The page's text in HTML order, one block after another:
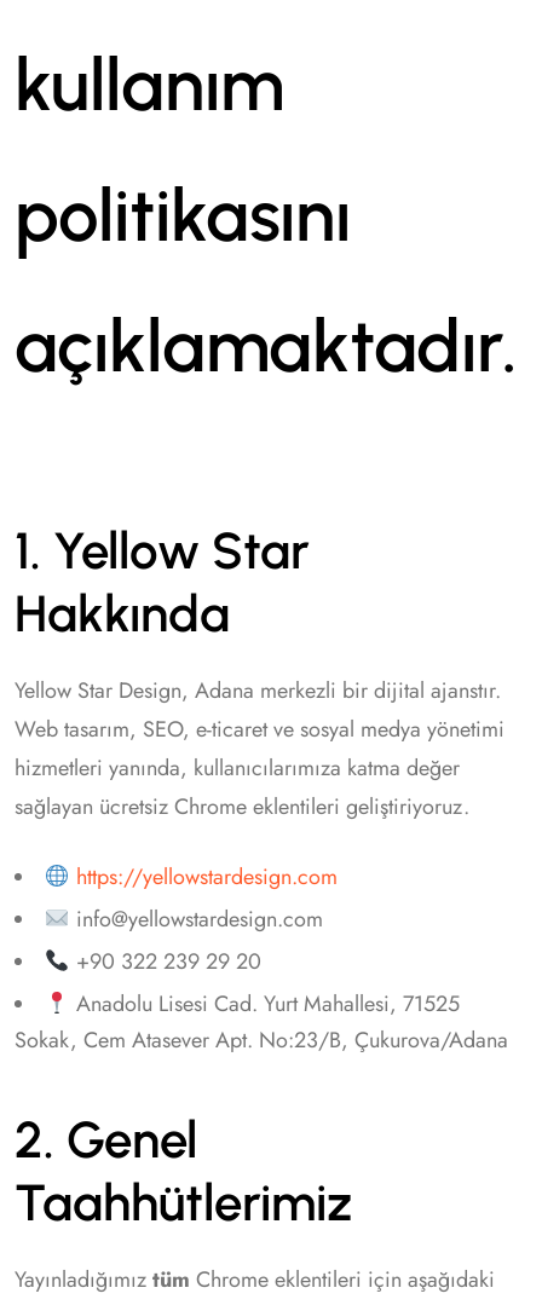
kullanım
politikasını
açıklamaktadır.
1. Yellow Star
Hakkında
Yellow Star Design, Adana merkezli bir dijital ajanstır.
Web tasarım, SEO, e-ticaret ve sosyal medya yönetimi
hizmetleri yanında, kullanıcılarımıza katma değer
sağlayan ücretsiz Chrome eklentileri geliştiriyoruz.
https://yellowstardesign.com
info@yellowstardesign.com
+90 322 239 29 20
Anadolu Lisesi Cad. Yurt Mahallesi, 71525
Sokak, Cem Atasever Apt. No:23/B, Çukurova/Adana
2. Genel
Taahhütlerimiz
Yayınladığımıztüm Chrome eklentileri için aşağıdaki